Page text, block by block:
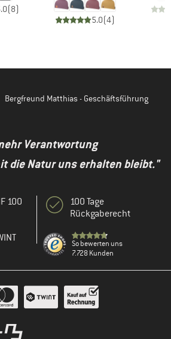
(8)
5.0(4)
Bergfreund Matthias - Geschäftsführung
Verantwortung
die Natur uns erhalten bleibt."
100
100 Tage
Rückgaberecht
So bewerten uns
7.728 Kunden